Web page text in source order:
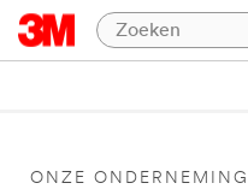
ONZE ONDERNEMING